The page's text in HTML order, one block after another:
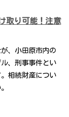
取り可能！注意
、小田原市内の
、刑事事件とい
相続財産につい